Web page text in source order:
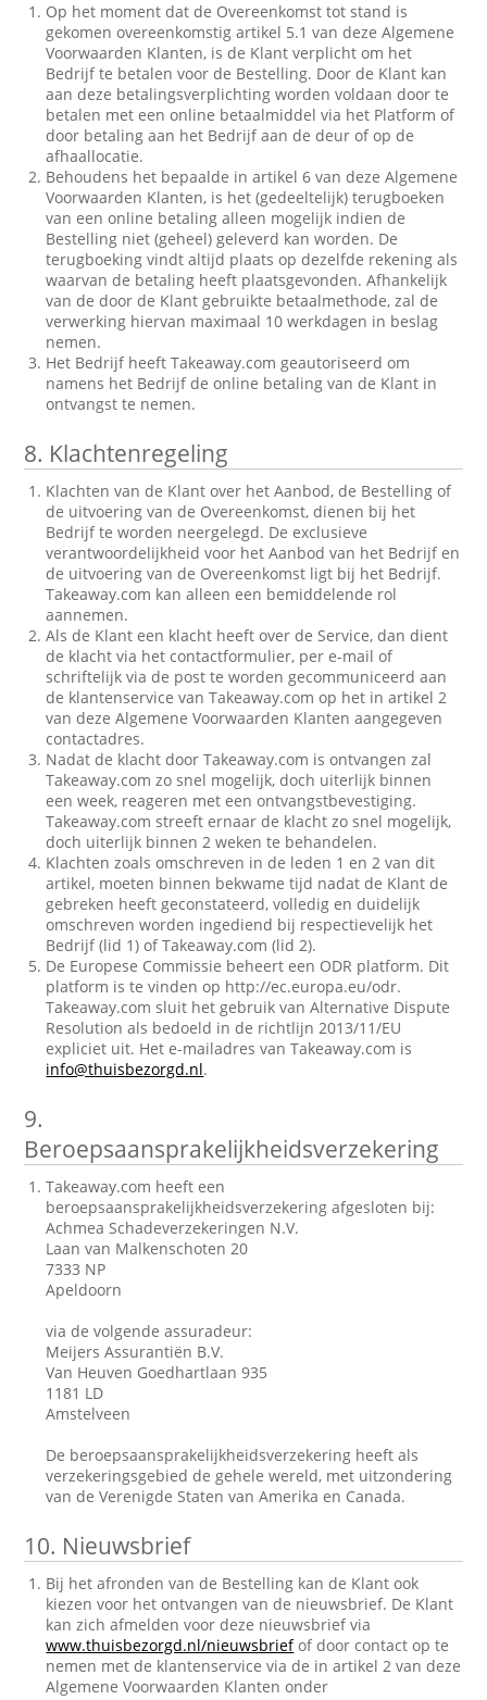
Op het moment dat de Overeenkomst tot stand is
gekomen overeenkomstig artikel 5.1 van deze Algemene
Voorwaarden Klanten, is de Klant verplicht om het
Bedrijf te betalen voor de Bestelling. Door de Klant kan
aan deze betalingsverplichting worden voldaan door te
betalen met een online betaalmiddel via het Platform of
door betaling aan het Bedrijf aan de deur of op de
afhaallocatie.
Behoudens het bepaalde in artikel 6 van deze Algemene
Voorwaarden Klanten, is het (gedeeltelijk) terugboeken
van een online betaling alleen mogelijk indien de
Bestelling niet (geheel) geleverd kan worden. De
terugboeking vindt altijd plaats op dezelfde rekening als
waarvan de betaling heeft plaatsgevonden. Afhankelijk
van de door de Klant gebruikte betaalmethode, zal de
verwerking hiervan maximaal 10 werkdagen in beslag
nemen.
Het Bedrijf heeft Takeaway.com geautoriseerd om
namens het Bedrijf de online betaling van de Klant in
ontvangst te nemen.
8. Klachtenregeling
Klachten van de Klant over het Aanbod, de Bestelling of
de uitvoering van de Overeenkomst, dienen bij het
Bedrijf te worden neergelegd. De exclusieve
verantwoordelijkheid voor het Aanbod van het Bedrijf en
de uitvoering van de Overeenkomst ligt bij het Bedrijf.
Takeaway.com kan alleen een bemiddelende rol
aannemen.
Als de Klant een klacht heeft over de Service, dan dient
de klacht via het contactformulier, per e-mail of
schriftelijk via de post te worden gecommuniceerd aan
de klantenservice van Takeaway.com op het in artikel 2
van deze Algemene Voorwaarden Klanten aangegeven
contactadres.
Nadat de klacht door Takeaway.com is ontvangen zal
Takeaway.com zo snel mogelijk, doch uiterlijk binnen
een week, reageren met een ontvangstbevestiging.
Takeaway.com streeft ernaar de klacht zo snel mogelijk,
doch uiterlijk binnen 2 weken te behandelen.
Klachten zoals omschreven in de leden 1 en 2 van dit
artikel, moeten binnen bekwame tijd nadat de Klant de
gebreken heeft geconstateerd, volledig en duidelijk
omschreven worden ingediend bij respectievelijk het
Bedrijf (lid 1) of Takeaway.com (lid 2).
De Europese Commissie beheert een ODR platform. Dit
platform is te vinden op http://ec.europa.eu/odr.
Takeaway.com sluit het gebruik van Alternative Dispute
Resolution als bedoeld in de richtlijn 2013/11/EU
expliciet uit. Het e-mailadres van Takeaway.com is
info@thuisbezorgd.nl.
9.
Beroepsaansprakelijkheidsverzekering
Takeaway.com heeft een
beroepsaansprakelijkheidsverzekering afgesloten bij:
Achmea Schadeverzekeringen N.V.
Laan van Malkenschoten 20
7333 NP
Apeldoorn
via de volgende assuradeur:
Meijers Assurantiën B.V.
Van Heuven Goedhartlaan 935
1181 LD
Amstelveen
De beroepsaansprakelijkheidsverzekering heeft als
verzekeringsgebied de gehele wereld, met uitzondering
van de Verenigde Staten van Amerika en Canada.
10. Nieuwsbrief
Bij het afronden van de Bestelling kan de Klant ook
kiezen voor het ontvangen van de nieuwsbrief. De Klant
kan zich afmelden voor deze nieuwsbrief via
www.thuisbezorgd.nl/nieuwsbriefof door contact op te
nemen met de klantenservice via de in artikel 2 van deze
Algemene Voorwaarden Klanten onder